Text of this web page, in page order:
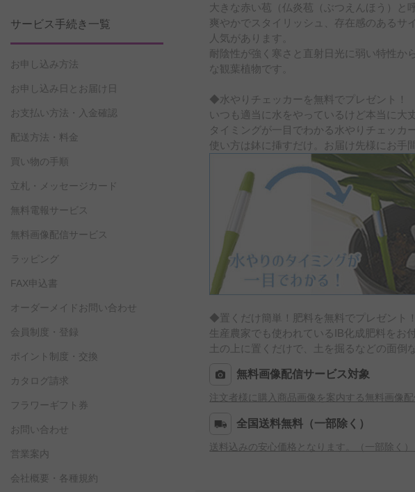
大きな赤い苞（仏炎苞（ぶつえんほう）と
爽やかでスタイリッシュ、存在感のあるサ
人気があります。
耐陰性が強く寒さと直射日光に弱い特性か
な観葉植物です。
◆水やりチェッカーを無料でプレゼント！
いつも適当に水をやっているけど本当に大
タイミングが一目でわかる水やりチェッカ
使い方は鉢に挿すだけ。お届け先様にお手
◆置くだけ簡単！肥料を無料でプレゼント！
生産農家でも使われているIB化成肥料をお
土の上に置くだけで、土を掘るなどの面倒
無料画像配信サービス対象
注文者様に購入商品画像を案内する無料画像
全国送料無料（一部除く）
送料込みの安心価格となります。（一部除く
サービス手続き一覧
お申し込み方法
お申し込み日とお届け日
お支払い方法・入金確認
配送方法・料金
買い物の手順
立札・メッセージカード
無料電報サービス
無料画像配信サービス
ラッピング
FAX申込書
オーダーメイドお問い合わせ
会員制度・登録
ポイント制度・交換
カタログ請求
フラワーギフト券
お問い合わせ
営業案内
会社概要・各種規約